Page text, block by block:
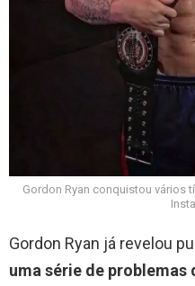
Gordon Ryan conquistou vários
Gordon Ryan já revelou
uma série de problemas